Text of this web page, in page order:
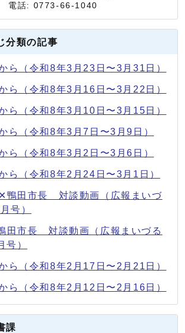
電話: 0773-66-1040
分類の記事
ら（令和8年3月23日〜3月31日）
ら（令和8年3月16日〜3月22日）
ら（令和8年3月10日〜3月15日）
ら（令和8年3月7日〜3月9日）
ら（令和8年3月2日〜3月6日）
ら（令和8年2月24日〜3月1日）
鴨田市長 対談動画（広報まいづ
号）
田市長 対談動画（広報まいづる
号）
ら（令和8年2月17日〜2月21日）
ら（令和8年2月12日〜2月16日）
課